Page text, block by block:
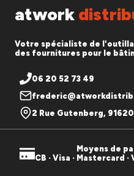
atwork
Votre spécialiste de
des fournitures pour le
06 20 52 73 49
2 Rue Gutenberg,
Moyens de
CB · Visa · Mastercard ·